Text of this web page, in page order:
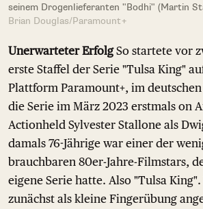
seinem Drogenlieferanten "Bodhi" (Martin
Brian Douglas/Paramount+
Unerwarteter ErfolgSo startete vor
erste Staffel der Serie "Tulsa King"
Plattform Paramount+, im
die Serie im März 2023 erstmals on
Actionheld Sylvester Stallone als
damals 76-Jährige war einer der
brauchbaren 80er-Jahre-Filmstars,
eigene Serie hatte. Also "Tulsa
zunächst als kleine Fingerübung